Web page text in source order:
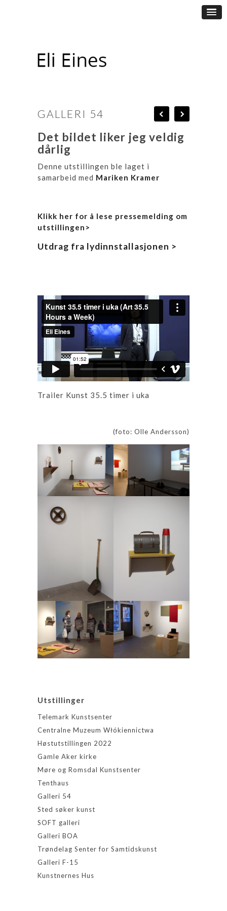
GALLERI 54
Det bildet liker jeg veldig
dårlig
Denne utstillingen ble laget i
samarbeid med Mariken Kramer
Klikk her for å lese pressemelding om
utstillingen>
Utdrag fra lydinnstallasjonen >
Trailer Kunst 35.5 timer i uka
(foto: Olle Andersson)
Utstillinger
Telemark Kunstsenter
Centralne Muzeum Włókiennictwa
Høstutstillingen 2022
Gamle Aker kirke
Møre og Romsdal Kunstsenter
Tenthaus
Galleri 54
Sted søker kunst
SOFT galleri
Galleri BOA
Trøndelag Senter for Samtidskunst
Galleri F-15
Kunstnernes Hus